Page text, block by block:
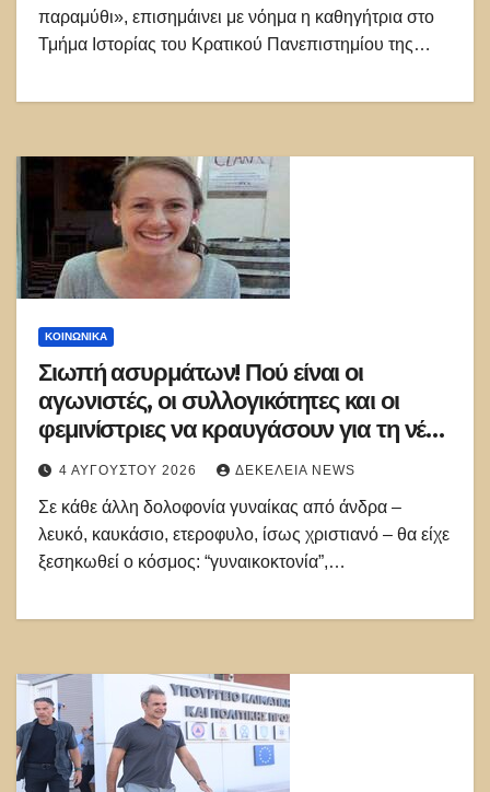
παραμύθι», επισημάινει με νόημα η καθηγήτρια στο
Τμήμα Ιστορίας του Κρατικού Πανεπιστημίου της…
ΚΟΙΝΩΝΙΚΑ
Σιωπή ασυρμάτων! Πού είναι οι
αγωνιστές, οι συλλογικότητες και οι
φεμινίστριες να κραυγάσουν για τη νέα
γυναικοκτονία;
4 ΑΥΓΟΎΣΤΟΥ 2026 ΔΕΚΈΛΕΙΑ NEWS
Σε κάθε άλλη δολοφονία γυναίκας από άνδρα –
λευκό, καυκάσιο, ετεροφυλο, ίσως χριστιανό – θα είχε
ξεσηκωθεί ο κόσμος: “γυναικοκτονία”,…